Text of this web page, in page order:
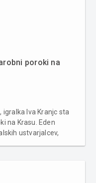
poroki na
Iva Kranjc sta
na Krasu. Eden
ustvarjalcev,